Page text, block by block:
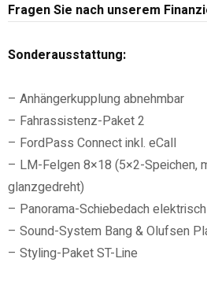
Fragen Sie nach unserem
Sonderausstattung:
– Anhängerkupplung abnehmbar
– Fahrassistenz-Paket 2
– FordPass Connect inkl. eCall
– LM-Felgen 8×18 (5×2-Speichen,
glanzgedreht)
– Panorama-Schiebedach elektrisch
– Sound-System Bang & Olufsen
– Styling-Paket ST-Line